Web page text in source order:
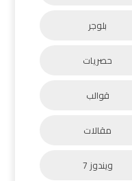
بلوجر
حصريات
قوالب
مقالات
ويندوز 7